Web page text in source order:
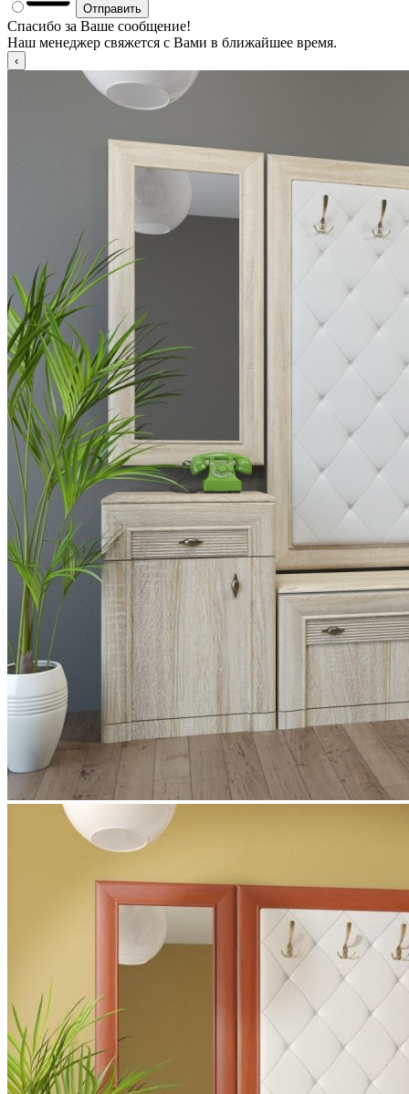
Спасибо за Ваше сообщение!
Наш менеджер свяжется с Вами в ближайшее время.